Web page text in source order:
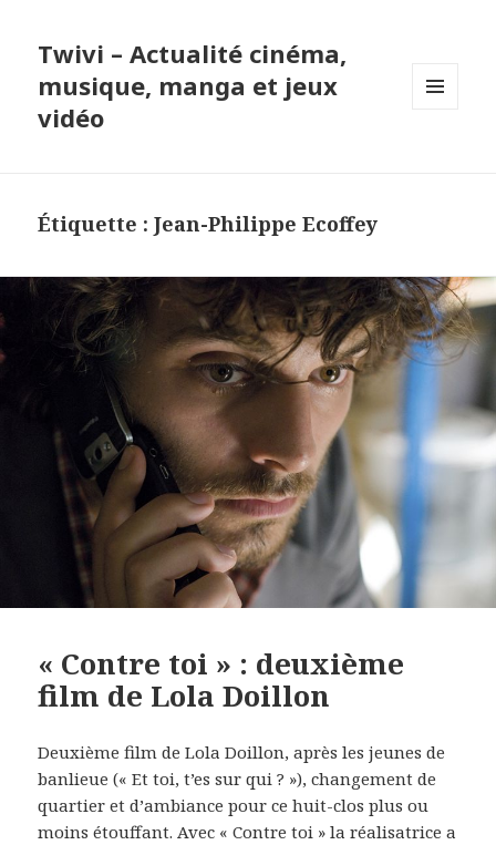
Twivi – Actualité cinéma,
musique, manga et jeux
vidéo
Étiquette :Jean-Philippe Ecoffey
« Contre toi » : deuxième
film de Lola Doillon
Deuxième film de Lola Doillon, après les jeunes de
banlieue (« Et toi, t’es sur qui ? »), changement de
quartier et d’ambiance pour ce huit-clos plus ou
moins étouffant. Avec « Contre toi » la réalisatrice a